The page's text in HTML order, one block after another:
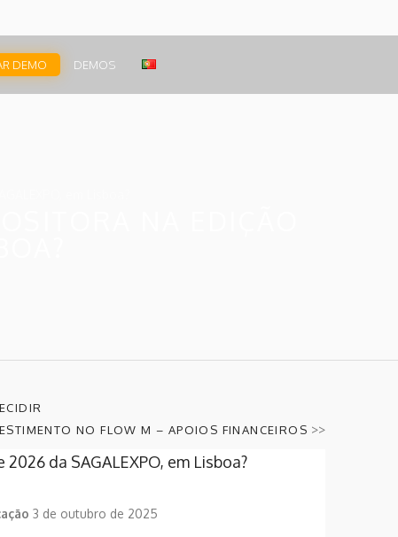
DEMO DEMOS
NO FLOW M – APOIOS FINANCEIROS >>
da SAGALEXPO, em Lisboa?
3 de outubro de 2025